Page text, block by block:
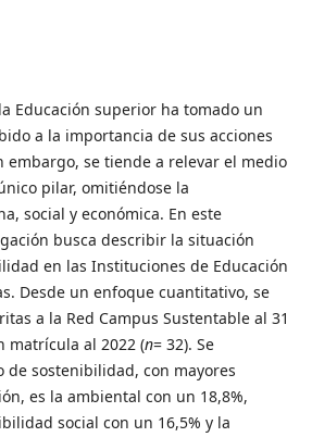
Educación superior ha tomado un
a la importancia de sus acciones
embargo, se tiende a relevar el medio
pilar, omitiéndose la
social y económica. En este
busca describir la situación
en las Instituciones de Educación
Desde un enfoque cuantitativo, se
a la Red Campus Sustentable al 31
matrícula al 2022 (n= 32). Se
sostenibilidad, con mayores
es la ambiental con un 18,8%,
social con un 16,5% y la